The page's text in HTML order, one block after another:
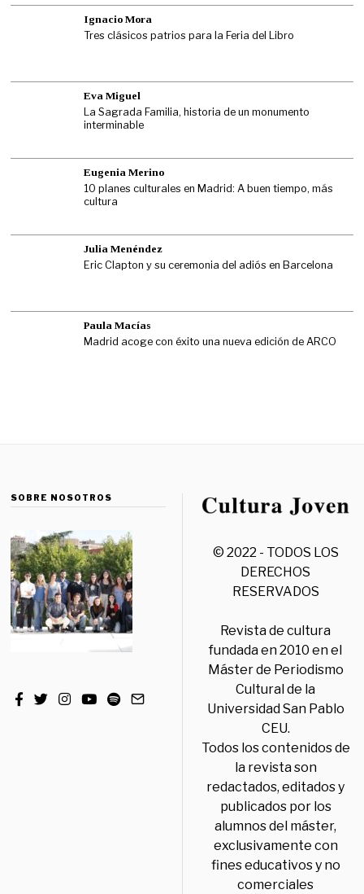
Ignacio Mora
Tres clásicos patrios para la Feria del Libro
Eva Miguel
La Sagrada Familia, historia de un monumento
interminable
Eugenia Merino
10 planes culturales en Madrid: A buen tiempo, más
cultura
Julia Menéndez
Eric Clapton y su ceremonia del adiós en Barcelona
Paula Macías
Madrid acoge con éxito una nueva edición de ARCO
SOBRE NOSOTROS
© 2022 - TODOS LOS
DERECHOS
RESERVADOS
Revista de cultura
fundada en 2010 en el
Máster de Periodismo
Cultural de la
Universidad San Pablo
CEU.
Todos los contenidos de
la revista son
redactados, editados y
publicados por los
alumnos del máster,
exclusivamente con
fines educativos y no
comerciales